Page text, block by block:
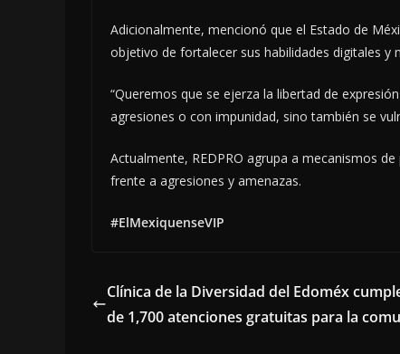
Adicionalmente, mencionó que el Estado de
objetivo de fortalecer sus habilidades digitales
“Queremos que se ejerza la libertad de
agresiones o con impunidad, sino también se
Actualmente, REDPRO agrupa a mecanismos
frente a agresiones y amenazas.
#ElMexiquenseVIP
Clínica de la Diversidad del Edoméx
de 1,700 atenciones gratuitas para la